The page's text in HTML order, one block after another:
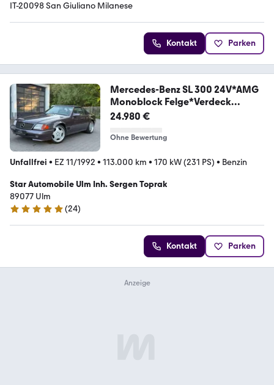
IT-20098 San Giuliano Milanese
Kontakt Parken
Mercedes-Benz SL 300 24V*AMG
Monoblock Felge*Verdeck
NEU*Elekt
24.980 €
Ohne Bewertung
Unfallfrei • EZ 11/1992 • 113.000 km • 170 kW (231 PS) • Benzin
Star Automobile Ulm Inh. Sergen Toprak
89077 Ulm
4.8 Sterne
(24)
Kontakt Parken